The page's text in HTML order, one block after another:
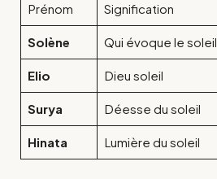
Prénom Signification
Solène Qui évoque le soleil
Elio Dieu soleil
Surya Déesse du soleil
Hinata Lumière du soleil